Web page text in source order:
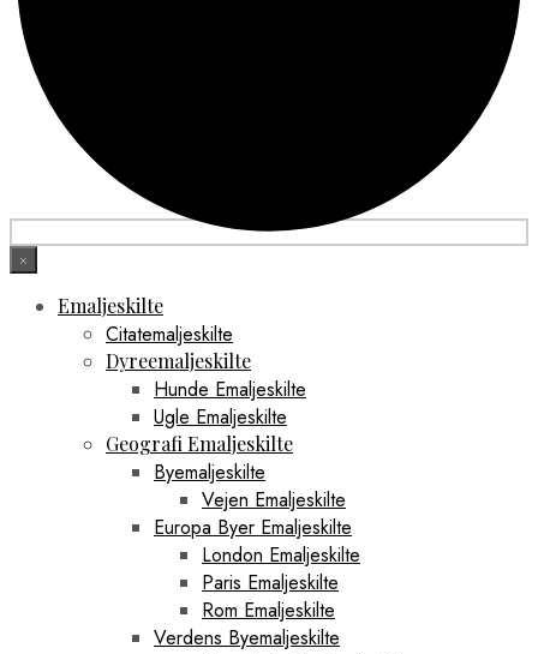
×
Emaljeskilte
Citatemaljeskilte
Dyreemaljeskilte
Hunde Emaljeskilte
Ugle Emaljeskilte
Geografi Emaljeskilte
Byemaljeskilte
Vejen Emaljeskilte
Europa Byer Emaljeskilte
London Emaljeskilte
Paris Emaljeskilte
Rom Emaljeskilte
Verdens Byemaljeskilte